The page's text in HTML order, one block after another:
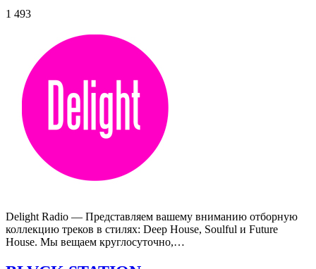
1 493
Delight Radio — Представляем вашему вниманию отборную
коллекцию треков в стилях: Deep House, Soulful и Future
House. Мы вещаем круглосуточно,…